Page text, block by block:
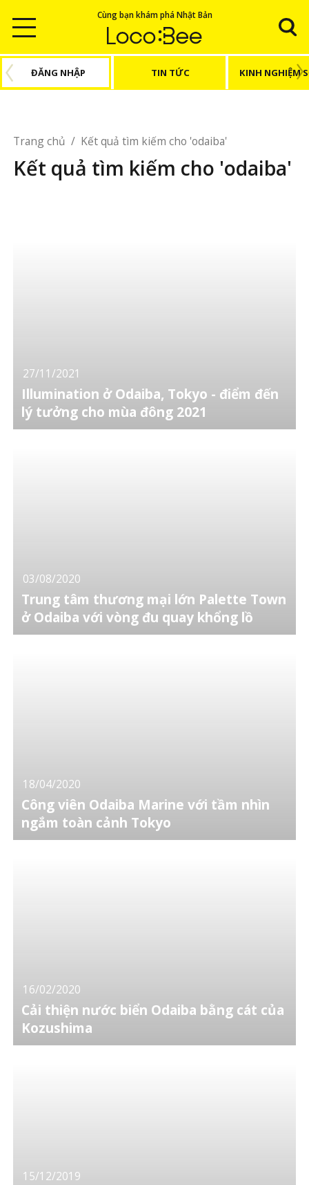
Cùng bạn khám phá Nhật Bản
ĐĂNG NHẬP TIN TỨC KINH NGHIỆM
Trang chủ / Kết quả tìm kiếm cho 'odaiba'
Kết quả tìm kiếm cho 'odaiba'
27/11/2021
Illumination ở Odaiba, Tokyo - điểm đến
lý tưởng cho mùa đông 2021
03/08/2020
Trung tâm thương mại lớn Palette Town
ở Odaiba với vòng đu quay khổng lồ
18/04/2020
Công viên Odaiba Marine với tầm nhìn
ngắm toàn cảnh Tokyo
16/02/2020
Cải thiện nước biển Odaiba bằng cát của
Kozushima
15/12/2019